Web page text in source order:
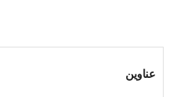
عناوین